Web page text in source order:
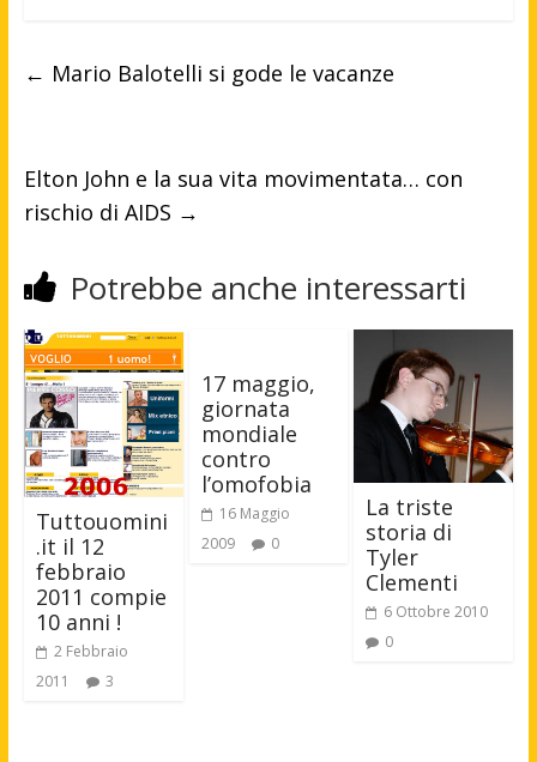
← Mario Balotelli si gode le vacanze
Elton John e la sua vita movimentata… con
rischio di AIDS →
Potrebbe anche interessarti
Tuttouomini
.it il 12
febbraio
2011 compie
10 anni !
2 Febbraio
2011
3
17 maggio,
giornata
mondiale
contro
l’omofobia
16 Maggio
2009
0
La triste
storia di
Tyler
Clementi
6 Ottobre 2010
0